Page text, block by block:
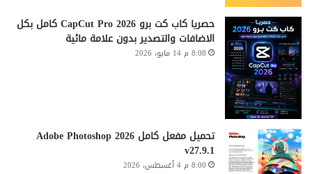
حصريا كاب كت برو CapCut Pro 2026 كامل بكل
الاضافات والتصدير بدون علامة مائية
8:08 م 14 مايو، 2026
تحميل مفعل كامل Adobe Photoshop 2026
v27.9.1
8:00 م 4 أغسطس، 2026